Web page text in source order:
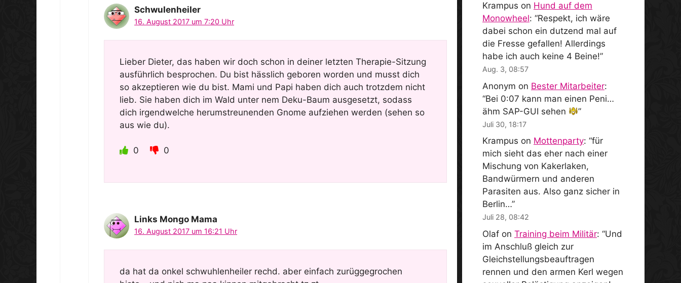
SchwuIenheiIer
16. August 2017 um 7:20 Uhr
Lieber Dieter, das haben wir doch schon in deiner letzten Therapie-Sitzung
ausführlich besprochen. Du bist hässlich geboren worden und musst dich
so akzeptieren wie du bist. Mami und Papi haben dich auch trotzdem nicht
lieb. Sie haben dich im Wald unter nem Deku-Baum ausgesetzt, sodass
dich irgendwelche herumstreunenden Gnome aufziehen werden (sehen so
aus wie du).
0 0
Links Mongo Mama
16. August 2017 um 16:21 Uhr
da hat da onkel schwuhlenheiler rechd. aber einfach zurüggegrochen
Krampus on Hund auf dem
Monowheel: “Respekt, ich wäre
dabei schon ein dutzend mal auf
die Fresse gefallen! Allerdings
habe ich auch keine 4 Beine!”
Aug. 3, 08:57
Anonym on Bester Mitarbeiter:
“Bei 0:07 kann man einen Peni…
ähm SAP-GUI sehen
”
Juli 30, 18:17
Krampus on Mottenparty: “für
mich sieht das eher nach einer
Mischung von Kakerlaken,
Bandwürmern und anderen
Parasiten aus. Also ganz sicher in
Berlin…”
Juli 28, 08:42
Olaf on Training beim Militär: “Und
im Anschluß gleich zur
Gleichstellungsbeauftragen
rennen und den armen Kerl wegen